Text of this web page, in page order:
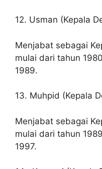
12. Usman (Kepala
Menjabat sebagai
mulai dari tahun
1989.
13. Muhpid (Kepala
Menjabat sebagai
mulai dari tahun
1997.